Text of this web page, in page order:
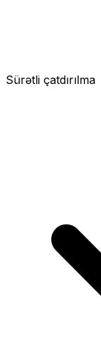
Sürətli çatdırılma